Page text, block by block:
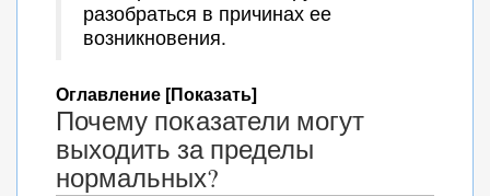
разобраться в причинах ее
возникновения.
Оглавление [Показать]
Почему показатели могут
выходить за пределы
нормальных?